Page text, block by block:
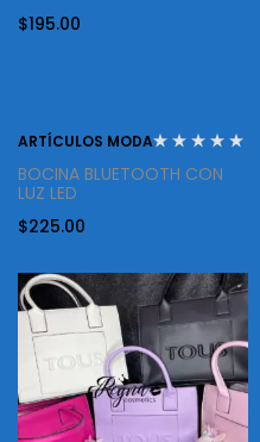
$195.00
ARTÍCULOS MODA
BOCINA BLUETOOTH CON
LUZ LED
$225.00